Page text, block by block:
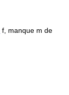
f, manque m de